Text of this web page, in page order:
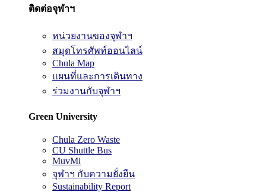
ติดต่อจุฬาฯ
หน่วยงานของจุฬาฯ
สมุดโทรศัพท์ออนไลน์
Chula Map
แผนที่และการเดินทาง
ร่วมงานกับจุฬาฯ
Green University
Chula Zero Waste
CU Shuttle Bus
MuvMi
จุฬาฯ กับความยั่งยืน
Sustainability Report